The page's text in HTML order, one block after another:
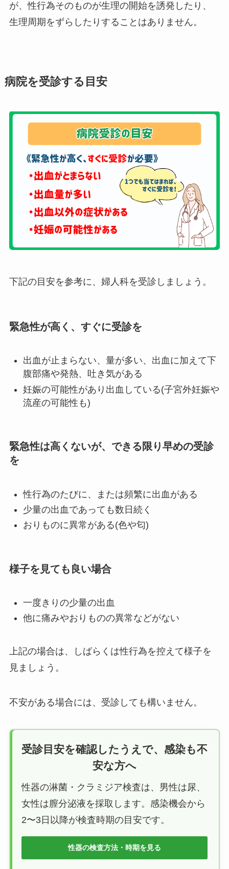
が、性行為そのものが生理の開始を誘発したり、
生理周期をずらしたりすることはありません。
病院を受診する目安
下記の目安を参考に、婦人科を受診しましょう。
緊急性が高く、すぐに受診を
出血が止まらない、量が多い、出血に加えて下
腹部痛や発熱、吐き気がある
妊娠の可能性があり出血している(子宮外妊娠や
流産の可能性も)
緊急性は高くないが、できる限り早めの受診
を
性行為のたびに、または頻繁に出血がある
少量の出血であっても数日続く
おりものに異常がある(色や匂)
様子を見ても良い場合
一度きりの少量の出血
他に痛みやおりものの異常などがない
上記の場合は、しばらくは性行為を控えて様子を
見ましょう。
不安がある場合には、受診しても構いません。
受診目安を確認したうえで、感染も不
安な方へ
性器の淋菌・クラミジア検査は、男性は尿、
女性は膣分泌液を採取します。感染機会から
2〜3日以降が検査時期の目安です。
性器の検査方法・時期を見る